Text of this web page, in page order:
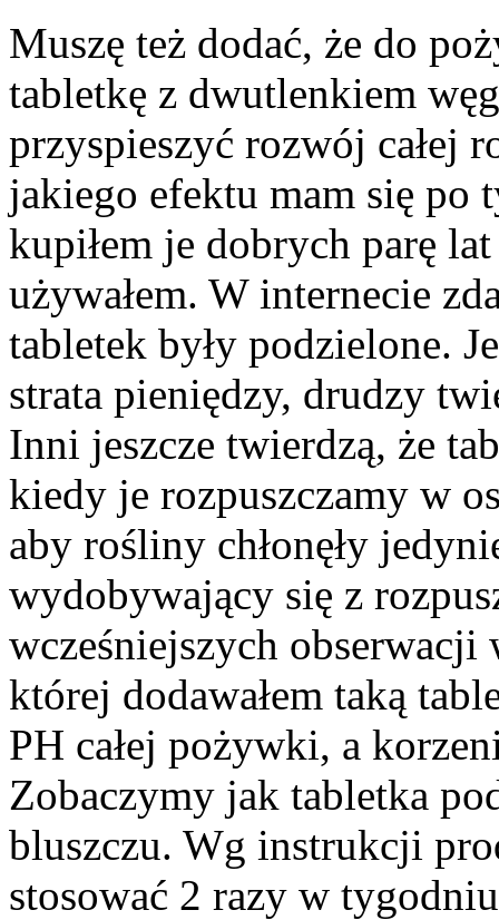
Muszę też dodać, że do
tabletkę z dwutlenkiem
przyspieszyć rozwój całej
jakiego efektu mam się po
kupiłem je dobrych parę
używałem. W internecie
tabletek były podzielone.
strata pieniędzy, drudzy
Inni jeszcze twierdzą, że
kiedy je rozpuszczamy w
aby rośliny chłonęły
wydobywający się z
wcześniejszych obserwacji
której dodawałem taką
PH całej pożywki, a
Zobaczymy jak tabletka
bluszczu. Wg instrukcji
stosować 2 razy w